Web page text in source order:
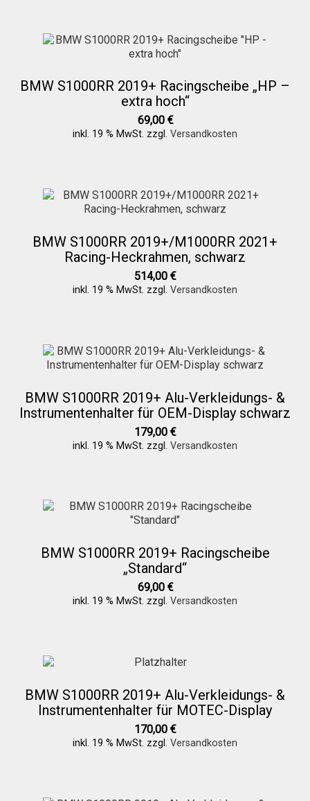
BMW S1000RR 2019+ Racingscheibe „HP –
extra hoch“
69,00 €
inkl. 19 % MwSt. zzgl. Versandkosten
BMW S1000RR 2019+/M1000RR 2021+
Racing-Heckrahmen, schwarz
514,00 €
inkl. 19 % MwSt. zzgl. Versandkosten
BMW S1000RR 2019+ Alu-Verkleidungs- &
Instrumentenhalter für OEM-Display schwarz
179,00 €
inkl. 19 % MwSt. zzgl. Versandkosten
BMW S1000RR 2019+ Racingscheibe
„Standard“
69,00 €
inkl. 19 % MwSt. zzgl. Versandkosten
BMW S1000RR 2019+ Alu-Verkleidungs- &
Instrumentenhalter für MOTEC-Display
170,00 €
inkl. 19 % MwSt. zzgl. Versandkosten